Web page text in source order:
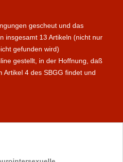
gescheut und das
insgesamt 13 Artikeln (nicht nur
gefunden wird)
gestellt, in der Hoffnung, daß
Artikel 4 des SBGG findet und